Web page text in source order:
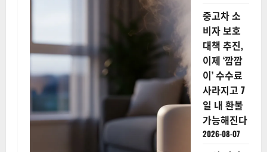
중고차 소
비자 보호
대책 추진,
이제 ‘깜깜
이’ 수수료
사라지고 7
일 내 환불
가능해진다
2026-08-07